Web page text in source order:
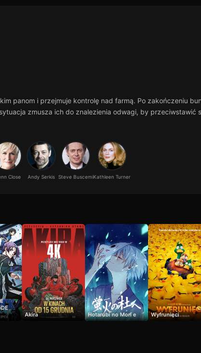
panom i przejmuje kontrolę nad farmą. Po zakończeniu
zmusza ich do znalezienia odwagi, by przeciwstawić
Close Andy Serkis Steve BuscemiKathleen Turner
Akira Hotarubi no Mori e Wyfrunięci